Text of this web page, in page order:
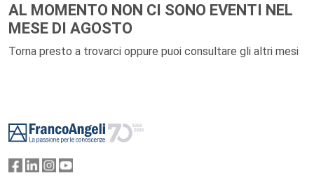
AL MOMENTO NON CI SONO EVENTI NEL
MESE DI AGOSTO
Torna presto a trovarci oppure puoi consultare gli altri mesi